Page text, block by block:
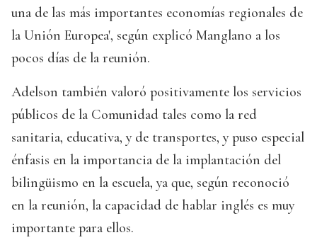
una de las más importantes economías regionales de
la Unión Europea', según explicó Manglano a los
pocos días de la reunión.
Adelson también valoró positivamente los servicios
públicos de la Comunidad tales como la red
sanitaria, educativa, y de transportes, y puso especial
énfasis en la importancia de la implantación del
bilingüismo en la escuela, ya que, según reconoció
en la reunión, la capacidad de hablar inglés es muy
importante para ellos.